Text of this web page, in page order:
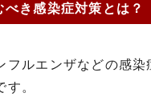
き感染症対策とは？
フルエンザなどの感
。